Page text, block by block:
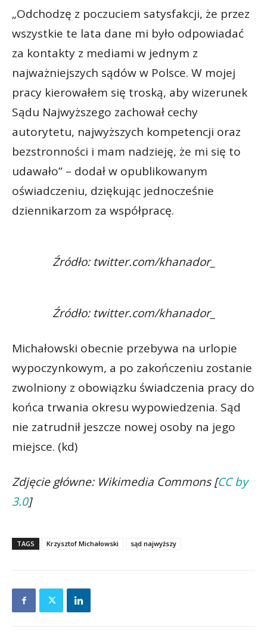
„Odchodzę z poczuciem satysfakcji, że przez
wszystkie te lata dane mi było odpowiadać
za kontakty z mediami w jednym z
najważniejszych sądów w Polsce. W mojej
pracy kierowałem się troską, aby wizerunek
Sądu Najwyższego zachował cechy
autorytetu, najwyższych kompetencji oraz
bezstronności i mam nadzieję, że mi się to
udawało” – dodał w opublikowanym
oświadczeniu, dziękując jednocześnie
dziennikarzom za współpracę.
Źródło: twitter.com/khanador_
Źródło: twitter.com/khanador_
Michałowski obecnie przebywa na urlopie
wypoczynkowym, a po zakończeniu zostanie
zwolniony z obowiązku świadczenia pracy do
końca trwania okresu wypowiedzenia. Sąd
nie zatrudnił jeszcze nowej osoby na jego
miejsce. (kd)
Zdjęcie główne: Wikimedia Commons [CC by
3.0]
TAGS Krzysztof Michałowski sąd najwyższy